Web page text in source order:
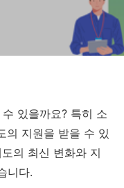
있을까요? 특히 소
의 지원을 받을 수 있
의 최신 변화와 지
니다.